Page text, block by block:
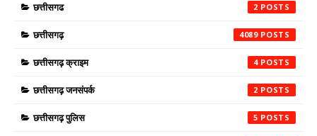
छत्तीसगढ 2
छत्तीसगढ़ 4089
छत्तीसगढ़ क्राइम 4
छत्तीसगढ़ जनसंपर्क 2
छत्तीसगढ़ पुलिस 5